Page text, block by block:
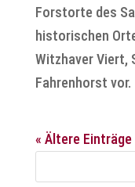
Forstorte des
historischen
Witzhaver Viert,
Fahrenhorst vor.
« Ältere Einträge